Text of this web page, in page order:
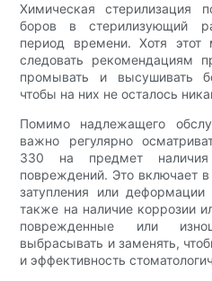
Химическая стерилизация
боров в стерилизующий
период времени. Хотя
следовать рекомендациям
промывать и высушивать
чтобы на них не осталось
Помимо надлежащего
важно регулярно
330 на предмет
повреждений. Это включает
затупления или
также на наличие коррозии
поврежденные или
выбрасывать и заменять,
и эффективность